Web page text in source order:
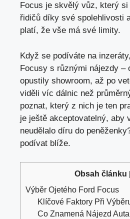
Focus je skvělý vůz, který
řidičů díky své spolehlivosti
platí, že vše má své limity.
Když se podíváte na
Focusy s různými nájezdy –
opustily showroom, až po
viděli víc dálnic než
poznat, který z nich je ten
je ještě akceptovatelný, aby
neudělalo díru do
podívat blíže.
Obsah článku
Výběr Ojetého Ford Focus
Klíčové Faktory Při
Co Znamená Nájezd Auta